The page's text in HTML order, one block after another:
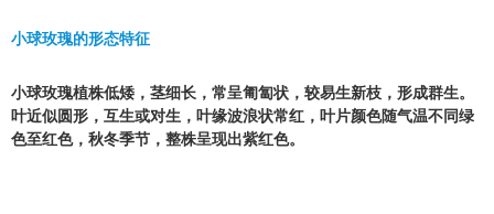
小球玫瑰的形态特征
小球玫瑰植株低矮，茎细长，常呈匍匐状，较易生新枝，形成群生。
叶近似圆形，互生或对生，叶缘波浪状常红，叶片颜色随气温不同绿
色至红色，秋冬季节，整株呈现出紫红色。